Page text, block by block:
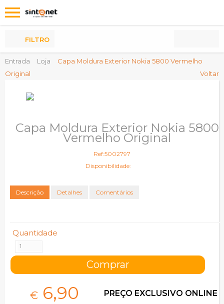
Entrada Loja
Capa Moldura Exterior Nokia 5800 Vermelho
Original
Voltar
FILTRO
Capa Moldura Exterior Nokia 5800
Vermelho Original
Ref:5002797
Disponibilidade:
Descrição Detalhes Comentários
Quantidade
€ 6,90 PREÇO EXCLUSIVO ONLINE